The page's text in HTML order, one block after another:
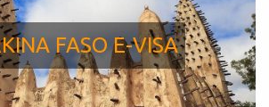
FASO E-VISA